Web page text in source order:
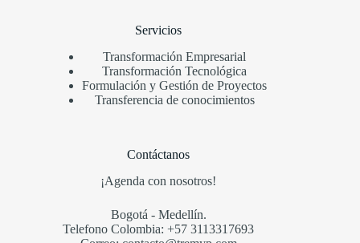
Servicios
Transformación Empresarial
Transformación Tecnológica
Formulación y Gestión de Proyectos
Transferencia de conocimientos
Contáctanos
¡Agenda con nosotros!
Bogotá - Medellín.
Telefono Colombia: +57 3113317693